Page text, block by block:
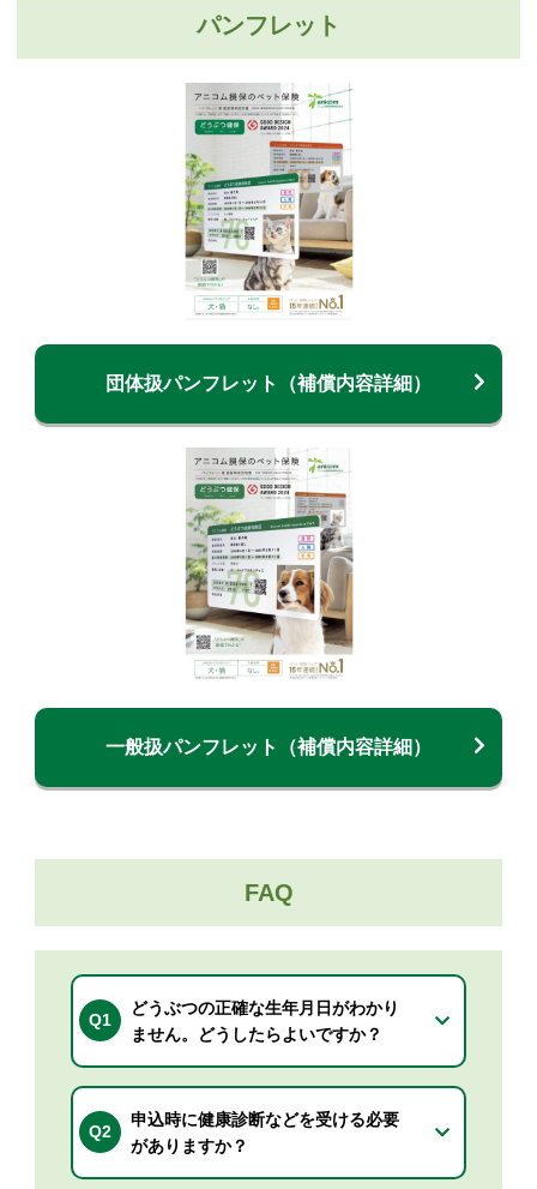
パンフレット
団体扱パンフレット（補償内容詳細）
一般扱パンフレット（補償内容詳細）
FAQ
Q1
どうぶつの正確な生年月日がわかり
ません。どうしたらよいですか？
Q2
申込時に健康診断などを受ける必要
がありますか？